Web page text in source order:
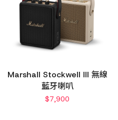
Marshall Stockwell III 無線
藍牙喇叭
$7,900